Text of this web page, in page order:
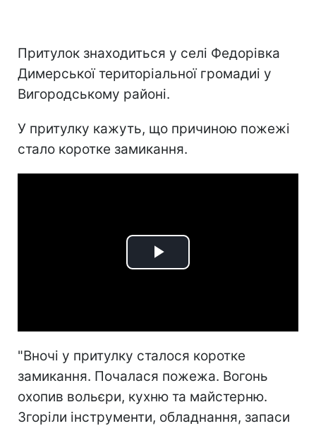
Притулок знаходиться у селі Федорівка
Димерської територіальної громадиі у
Вигородському районі.
У притулку кажуть, що причиною пожежі
стало коротке замикання.
Play
"Вночі у притулку сталося коротке
замикання. Почалася пожежа. Вогонь
охопив вольєри, кухню та майстерню.
Згоріли інструменти, обладнання, запаси